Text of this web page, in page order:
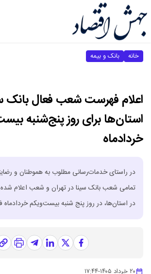
خانه بانک و بیمه
اعلام فهرست شعب فعال بانک
استان‌ها برای روز پنج‌شنبه
خردادماه
در راستای خدمات‌رسانی مطلوب به هموطنان و
تمامی شعب بانک سینا در تهران و شعب اعلام
در استان‌ها، در روز پنج شنبه بیست‌ویکم خردادماه
۲۰ خرداد ۱۴۰۵ -۱۷:۴۴